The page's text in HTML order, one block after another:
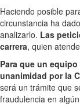
Haciendo posible
circunstancia ha
analizarlo. Las
carrera, quien
Para que un
unanimidad por la
será un trámite que
fraudulencia en